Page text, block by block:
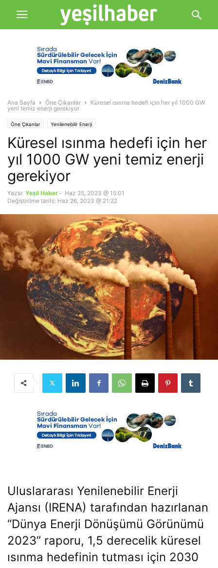
Ana Sayfa Öne Çıkanlar
Küresel ısınma hedefi için her yıl 1000 GW
yeni temiz enerji gerekiyor
Öne Çıkanlar Yenilenebilir Enerji
Küresel ısınma hedefi için her
yıl 1000 GW yeni temiz enerji
gerekiyor
Yazar Yeşil Haber - Haz 25, 2023 @ 15:01
Değiştirilme tarihi: Haz 26, 2023 @ 21:22
Uluslararası Yenilenebilir Enerji
Ajansı (IRENA) tarafından hazırlanan
“Dünya Enerji Dönüşümü Görünümü
2023” raporu, 1,5 derecelik küresel
ısınma hedefinin tutması için 2030